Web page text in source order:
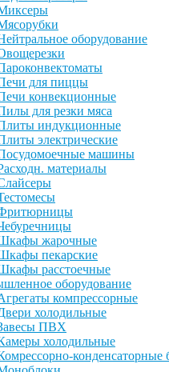
оборудование
для пиццы
конвекционные
для резки мяса
индукционные
электрические
машины
материалы
жарочные
пекарские
расстоечные
оборудование
компрессорные
холодильные
ПВХ
холодильные
конденсаторные